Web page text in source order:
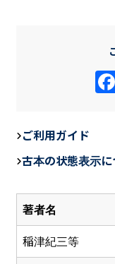
著者名
稲津紀三等
ご利用ガイド
古本の状態表示